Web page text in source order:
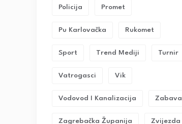
Policija Promet
Pu Karlovačka Rukomet
Sport Trend Mediji Turnir
Vatrogasci Vik
Vodovod I Kanalizacija Zabava
Zagrebačka Županija Zvijezda